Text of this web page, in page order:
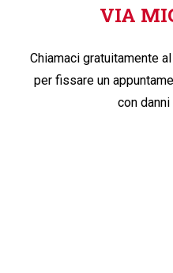
Contattaci
VIA
Chiamaci gratuitamente
per fissare un
con